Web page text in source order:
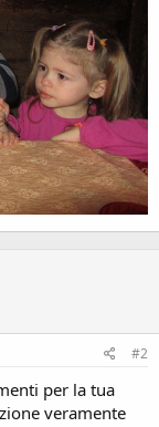
#2
per la tua
veramente